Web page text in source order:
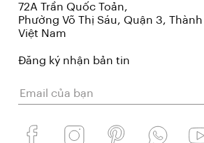
72A Trần Quốc Toản,
Phường Võ Thị Sáu, Quận 3,
Việt Nam
Đăng ký nhận bản tin